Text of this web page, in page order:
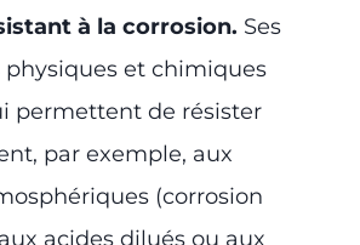
à la corrosion. Ses
physiques et chimiques
permettent de résister
par exemple, aux
(corrosion
acides dilués ou aux